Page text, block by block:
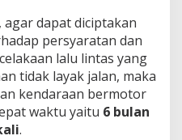
dapat diciptakan
persyaratan dan
lalu lintas yang
tidak layak jalan, maka
kendaraan bermotor
waktu yaitu 6 bulan
.